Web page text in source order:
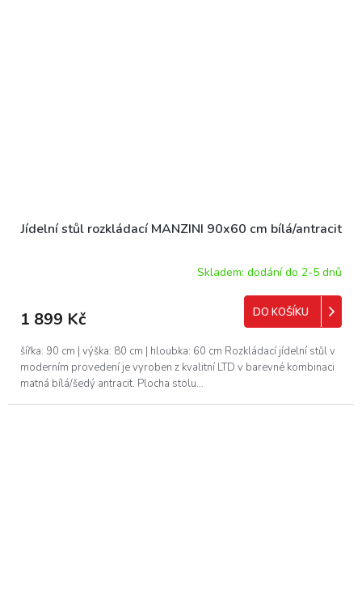
Jídelní stůl rozkládací MANZINI 90x60 cm bílá/antracit
Skladem: dodání do 2-5 dnů
1 899 Kč DO KOŠÍKU
šířka: 90 cm | výška: 80 cm | hloubka: 60 cm Rozkládací jídelní stůl v
moderním provedení je vyroben z kvalitní LTD v barevné kombinaci
matná bílá/šedý antracit. Plocha stolu...